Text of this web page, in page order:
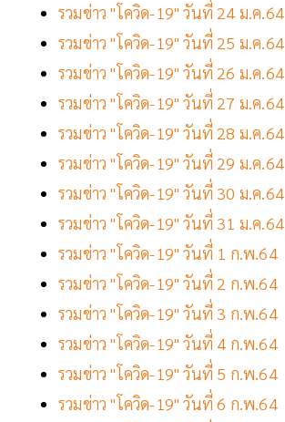
รวมข่าว "โควิด-19" วันที่ 24 ม.ค.64
รวมข่าว "โควิด-19" วันที่ 25 ม.ค.64
รวมข่าว "โควิด-19" วันที่ 26 ม.ค.64
รวมข่าว "โควิด-19" วันที่ 27 ม.ค.64
รวมข่าว "โควิด-19" วันที่ 28 ม.ค.64
รวมข่าว "โควิด-19" วันที่ 29 ม.ค.64
รวมข่าว "โควิด-19" วันที่ 30 ม.ค.64
รวมข่าว "โควิด-19" วันที่ 31 ม.ค.64
รวมข่าว "โควิด-19" วันที่ 1 ก.พ.64
รวมข่าว "โควิด-19" วันที่ 2 ก.พ.64
รวมข่าว "โควิด-19" วันที่ 3 ก.พ.64
รวมข่าว "โควิด-19" วันที่ 4 ก.พ.64
รวมข่าว "โควิด-19" วันที่ 5 ก.พ.64
รวมข่าว "โควิด-19" วันที่ 6 ก.พ.64